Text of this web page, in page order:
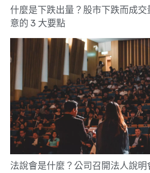
什麼是下跌出量？股市下跌而成交
意的 3 大要點
法說會是什麼？公司召開法人說